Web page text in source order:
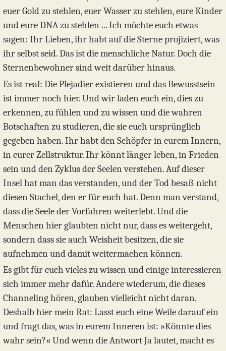
euer Gold zu stehlen, euer Wasser zu stehlen, eure Kinder
und eure DNA zu stehlen ... Ich möchte euch etwas
sagen: Ihr Lieben, ihr habt auf die Sterne projiziert, was
ihr selbst seid. Das ist die menschliche Natur. Doch die
Sternenbewohner sind weit darüber hinaus.
Es ist real: Die Plejadier existieren und das Bewusstsein
ist immer noch hier. Und wir laden euch ein, dies zu
erkennen, zu fühlen und zu wissen und die wahren
Botschaften zu studieren, die sie euch ursprünglich
gegeben haben. Ihr habt den Schöpfer in eurem Innern,
in eurer Zellstruktur. Ihr könnt länger leben, in Frieden
sein und den Zyklus der Seelen verstehen. Auf dieser
Insel hat man das verstanden, und der Tod besaß nicht
diesen Stachel, den er für euch hat. Denn man verstand,
dass die Seele der Vorfahren weiterlebt. Und die
Menschen hier glaubten nicht nur, dass es weitergeht,
sondern dass sie auch Weisheit besitzen, die sie
aufnehmen und damit weitermachen können.
Es gibt für euch vieles zu wissen und einige interessieren
sich immer mehr dafür. Andere wiederum, die dieses
Channeling hören, glauben vielleicht nicht daran.
Deshalb hier mein Rat: Lasst euch eine Weile darauf ein
und fragt das, was in eurem Inneren ist: »Könnte dies
wahr sein?« Und wenn die Antwort Ja lautet, macht es